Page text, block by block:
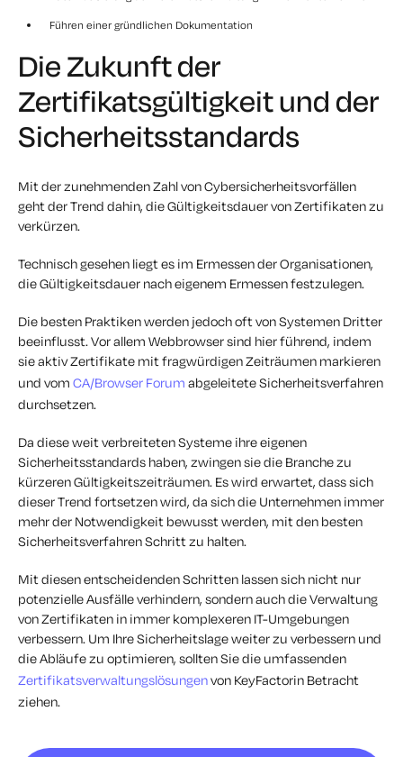
Führen einer gründlichen Dokumentation
Die Zukunft der
Zertifikatsgültigkeit und der
Sicherheitsstandards
Mit der zunehmenden Zahl von Cybersicherheitsvorfällen
geht der Trend dahin, die Gültigkeitsdauer von Zertifikaten zu
verkürzen.
Technisch gesehen liegt es im Ermessen der Organisationen,
die Gültigkeitsdauer nach eigenem Ermessen festzulegen.
Die besten Praktiken werden jedoch oft von Systemen Dritter
beeinflusst. Vor allem Webbrowser sind hier führend, indem
sie aktiv Zertifikate mit fragwürdigen Zeiträumen markieren
und vom CA/Browser Forum abgeleitete Sicherheitsverfahren
durchsetzen.
Da diese weit verbreiteten Systeme ihre eigenen
Sicherheitsstandards haben, zwingen sie die Branche zu
kürzeren Gültigkeitszeiträumen. Es wird erwartet, dass sich
dieser Trend fortsetzen wird, da sich die Unternehmen immer
mehr der Notwendigkeit bewusst werden, mit den besten
Sicherheitsverfahren Schritt zu halten.
Mit diesen entscheidenden Schritten lassen sich nicht nur
potenzielle Ausfälle verhindern, sondern auch die Verwaltung
von Zertifikaten in immer komplexeren IT-Umgebungen
verbessern. Um Ihre Sicherheitslage weiter zu verbessern und
die Abläufe zu optimieren, sollten Sie die umfassenden
Zertifikatsverwaltungslösungenvon KeyFactorin Betracht
ziehen.